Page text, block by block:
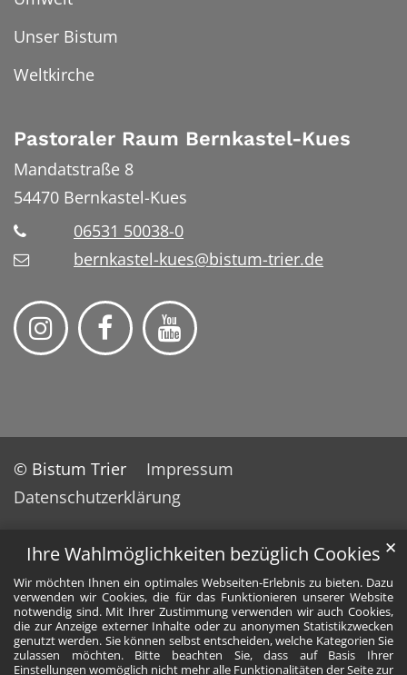
Ihre Wahlmöglichkeiten bezüglich Cookies
Wir möchten Ihnen ein optimales Webseiten-Erlebnis zu bieten. Dazu
verwenden wir Cookies, die für das Funktionieren unserer Website
notwendig sind. Mit Ihrer Zustimmung verwenden wir auch Cookies,
die zur Anzeige externer Inhalte oder zu anonymen Statistikzwecken
genutzt werden. Sie können selbst entscheiden, welche Kategorien Sie
zulassen möchten. Bitte beachten Sie, dass auf Basis Ihrer
Einstellungen womöglich nicht mehr alle Funktionalitäten der Seite zur
✕
Unser Bistum
Weltkirche
Pastoraler Raum Bernkastel-Kues
Mandatstraße 8
54470 Bernkastel-Kues
06531 50038-0
bernkastel-kues@bistum-trier.de
© Bistum Trier
Impressum
Datenschutzerklärung